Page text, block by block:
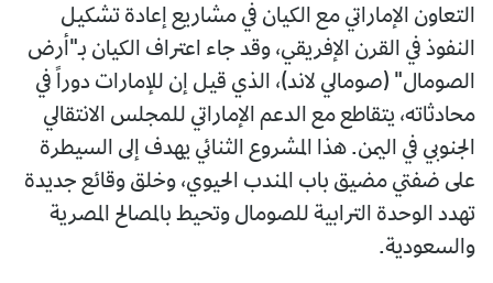
التعاون الإماراتي مع الكيان في مشاريع إعادة تشكيل
النفوذ في القرن الإفريقي، وقد جاء اعتراف الكيان بـ"أرض
الصومال" (صومالي لاند)، الذي قيل إن للإمارات دوراً في
محادثاته، يتقاطع مع الدعم الإماراتي للمجلس الانتقالي
الجنوبي في اليمن. هذا المشروع الثنائي يهدف إلى السيطرة
على ضفتي مضيق باب المندب الحيوي، وخلق وقائع جديدة
تهدد الوحدة الترابية للصومال وتحيط بالمصالح المصرية
والسعودية.